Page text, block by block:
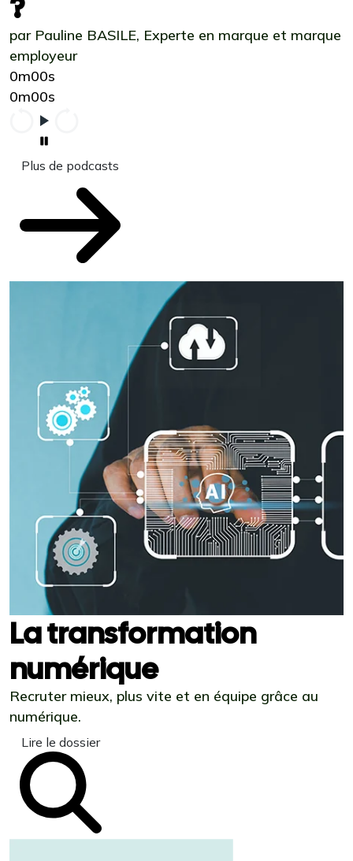
par Pauline BASILE, Experte en marque et marque
employeur
0m00s
0m00s
Plus de podcasts
La transformation
numérique
Recruter mieux, plus vite et en équipe grâce au
numérique.
Lire le dossier